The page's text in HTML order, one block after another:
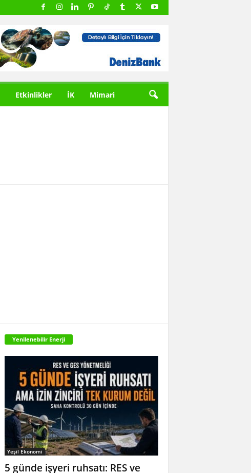
Etkinlikler İK Mimari
Yenilenebilir Enerji
Yeşil Ekonomi
5 günde işyeri ruhsatı: RES ve